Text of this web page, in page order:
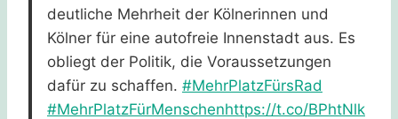
deutliche Mehrheit der Kölnerinnen und
Kölner für eine autofreie Innenstadt aus. Es
obliegt der Politik, die Voraussetzungen
dafür zu schaffen. #MehrPlatzFürsRad
#MehrPlatzFürMenschenhttps://t.co/BPhtNlk